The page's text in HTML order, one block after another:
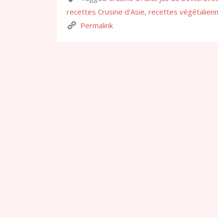
recettes Crusine d'Asie, recettes
Permalink